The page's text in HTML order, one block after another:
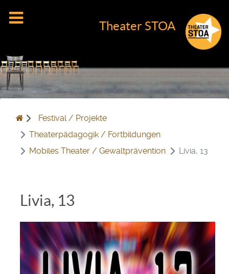
Theater STOA
Festival / Projekte
Theaterpädagogik / Fortbildungen
Mobiles Theater / Gewaltprävention
Livia, 13
Livia, 13